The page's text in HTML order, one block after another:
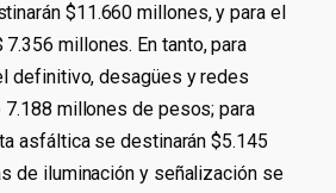
$11.660 millones, y para el
7.356 millones. En tanto, para
definitivo, desagües y redes
millones de pesos; para
asfáltica se destinarán $5.145
de iluminación y señalización se